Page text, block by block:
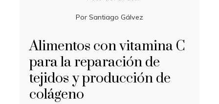
Por Santiago Gálvez
Alimentos con vitamina C
para la reparación de
tejidos y producción de
colágeno